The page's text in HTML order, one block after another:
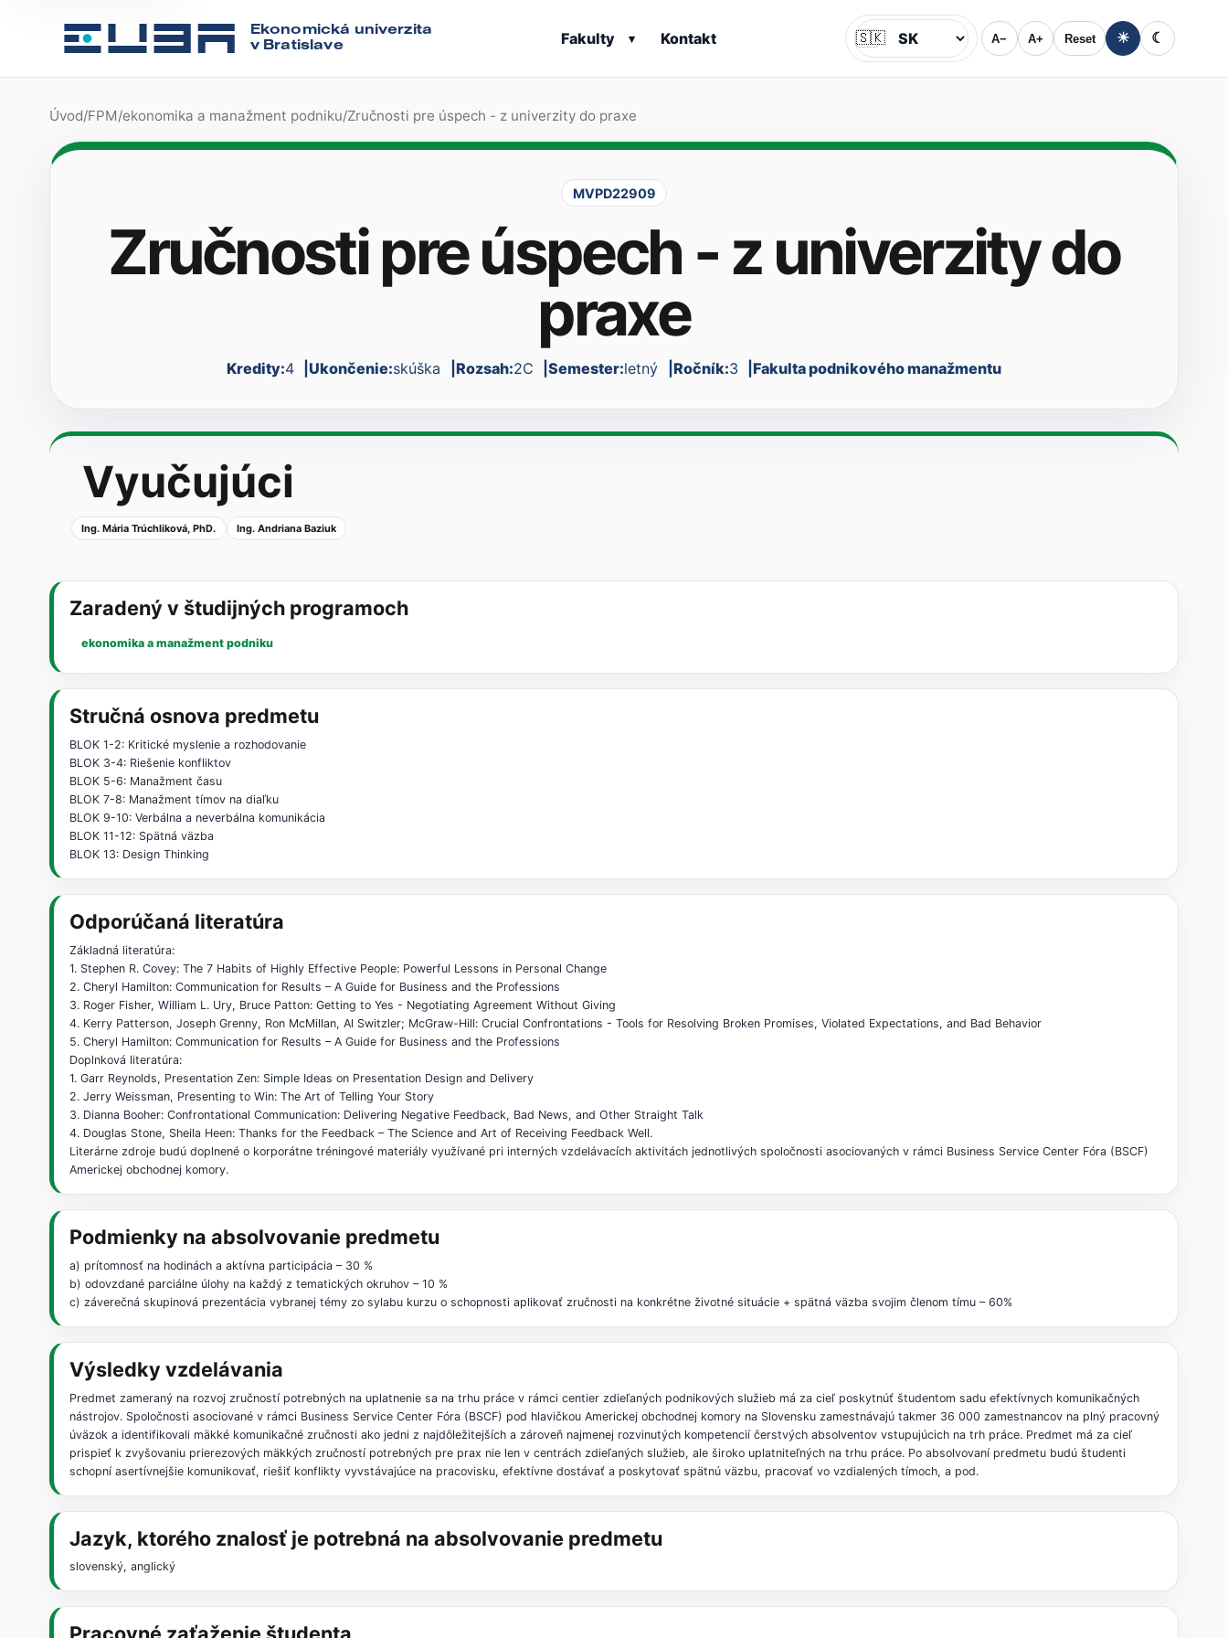
Ekonomická univerzita
v Bratislave
Fakulty ▾ Kontakt Jazyk
🇸🇰 A− A+ Reset ☀ ☾
Úvod/FPM/ekonomika a manažment podniku/Zručnosti pre úspech - z univerzity do praxe
MVPD22909
Zručnosti pre úspech - z univerzity do
praxe
Kredity:4 Ukončenie:skúška Rozsah:2C Semester:letný Ročník:3 Fakulta podnikového manažmentu
Vyučujúci
Ing. Mária Trúchliková, PhD. Ing. Andriana Baziuk
Zaradený v študijných programoch
ekonomika a manažment podniku
Stručná osnova predmetu
BLOK 1-2: Kritické myslenie a rozhodovanie
BLOK 3-4: Riešenie konfliktov
BLOK 5-6: Manažment času
BLOK 7-8: Manažment tímov na diaľku
BLOK 9-10: Verbálna a neverbálna komunikácia
BLOK 11-12: Spätná väzba
BLOK 13: Design Thinking
Odporúčaná literatúra
Základná literatúra:
1. Stephen R. Covey: The 7 Habits of Highly Effective People: Powerful Lessons in Personal Change
2. Cheryl Hamilton: Communication for Results – A Guide for Business and the Professions
3. Roger Fisher, William L. Ury, Bruce Patton: Getting to Yes - Negotiating Agreement Without Giving
4. Kerry Patterson, Joseph Grenny, Ron McMillan, Al Switzler; McGraw-Hill: Crucial Confrontations - Tools for Resolving Broken Promises, Violated Expectations, and Bad Behavior
5. Cheryl Hamilton: Communication for Results – A Guide for Business and the Professions
Doplnková literatúra:
1. Garr Reynolds, Presentation Zen: Simple Ideas on Presentation Design and Delivery
2. Jerry Weissman, Presenting to Win: The Art of Telling Your Story
3. Dianna Booher: Confrontational Communication: Delivering Negative Feedback, Bad News, and Other Straight Talk
4. Douglas Stone, Sheila Heen: Thanks for the Feedback – The Science and Art of Receiving Feedback Well.
Literárne zdroje budú doplnené o korporátne tréningové materiály využívané pri interných vzdelávacích aktivitách jednotlivých spoločnosti asociovaných v rámci Business Service Center Fóra (BSCF)
Americkej obchodnej komory.
Podmienky na absolvovanie predmetu
a) prítomnosť na hodinách a aktívna participácia – 30 %
b) odovzdané parciálne úlohy na každý z tematických okruhov – 10 %
c) záverečná skupinová prezentácia vybranej témy zo sylabu kurzu o schopnosti aplikovať zručnosti na konkrétne životné situácie + spätná väzba svojim členom tímu – 60%
Výsledky vzdelávania
Predmet zameraný na rozvoj zručností potrebných na uplatnenie sa na trhu práce v rámci centier zdieľaných podnikových služieb má za cieľ poskytnúť študentom sadu efektívnych komunikačných
nástrojov. Spoločnosti asociované v rámci Business Service Center Fóra (BSCF) pod hlavičkou Americkej obchodnej komory na Slovensku zamestnávajú takmer 36 000 zamestnancov na plný pracovný
úväzok a identifikovali mäkké komunikačné zručnosti ako jedni z najdôležitejších a zároveň najmenej rozvinutých kompetencií čerstvých absolventov vstupujúcich na trh práce. Predmet má za cieľ
prispieť k zvyšovaniu prierezových mäkkých zručností potrebných pre prax nie len v centrách zdieľaných služieb, ale široko uplatniteľných na trhu práce. Po absolvovaní predmetu budú študenti
schopní asertívnejšie komunikovať, riešiť konflikty vyvstávajúce na pracovisku, efektívne dostávať a poskytovať spätnú väzbu, pracovať vo vzdialených tímoch, a pod.
Jazyk, ktorého znalosť je potrebná na absolvovanie predmetu
slovenský, anglický